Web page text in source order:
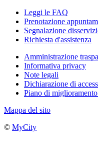
Leggi le FAQ
Prenotazione
Segnalazione
Richiesta d'assistenza
Amministrazione
Informativa privacy
Note legali
Dichiarazione di
Piano di
Mappa del sito
© MyCity